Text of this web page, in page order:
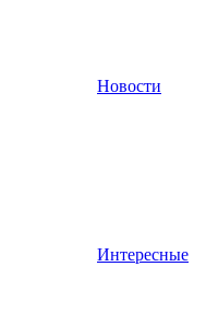
Новости
Интересные